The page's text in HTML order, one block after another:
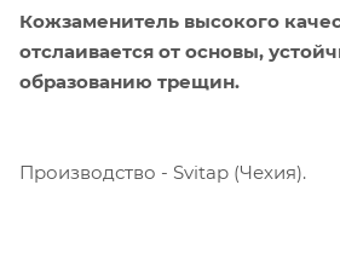
Кожзаменитель высокого
отслаивается от основы,
образованию трещин.
Производство - Svitap (Чехия).